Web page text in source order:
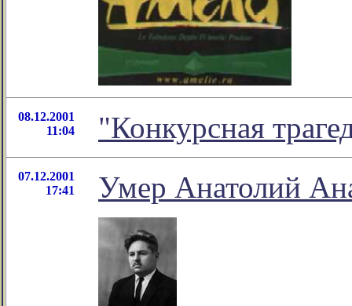
08.12.2001
11:04
"Конкурсная
07.12.2001
17:41
Умер Анатолий